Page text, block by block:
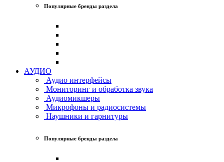
Популярные бренды раздела
АУДИО
Аудио интерфейсы
Мониторинг и обработка звука
Аудиомикшеры
Микрофоны и радиосистемы
Наушники и гарнитуры
Популярные бренды раздела